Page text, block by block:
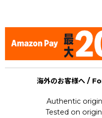
海外のお客様へ /
Authentic
Tested on